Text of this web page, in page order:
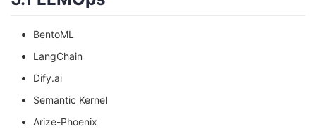
BentoML
LangChain
Dify.ai
Semantic Kernel
Arize-Phoenix